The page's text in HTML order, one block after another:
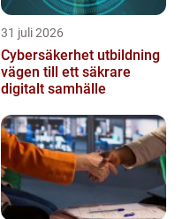
31 juli 2026
Cybersäkerhet utbildning
vägen till ett säkrare
digitalt samhälle